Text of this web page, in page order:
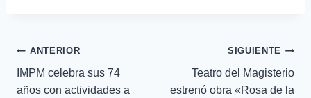
ANTERIOR
IMPM celebra sus 74
años con actividades a
SIGUIENTE
Teatro del Magisterio
estrenó obra «Rosa de la